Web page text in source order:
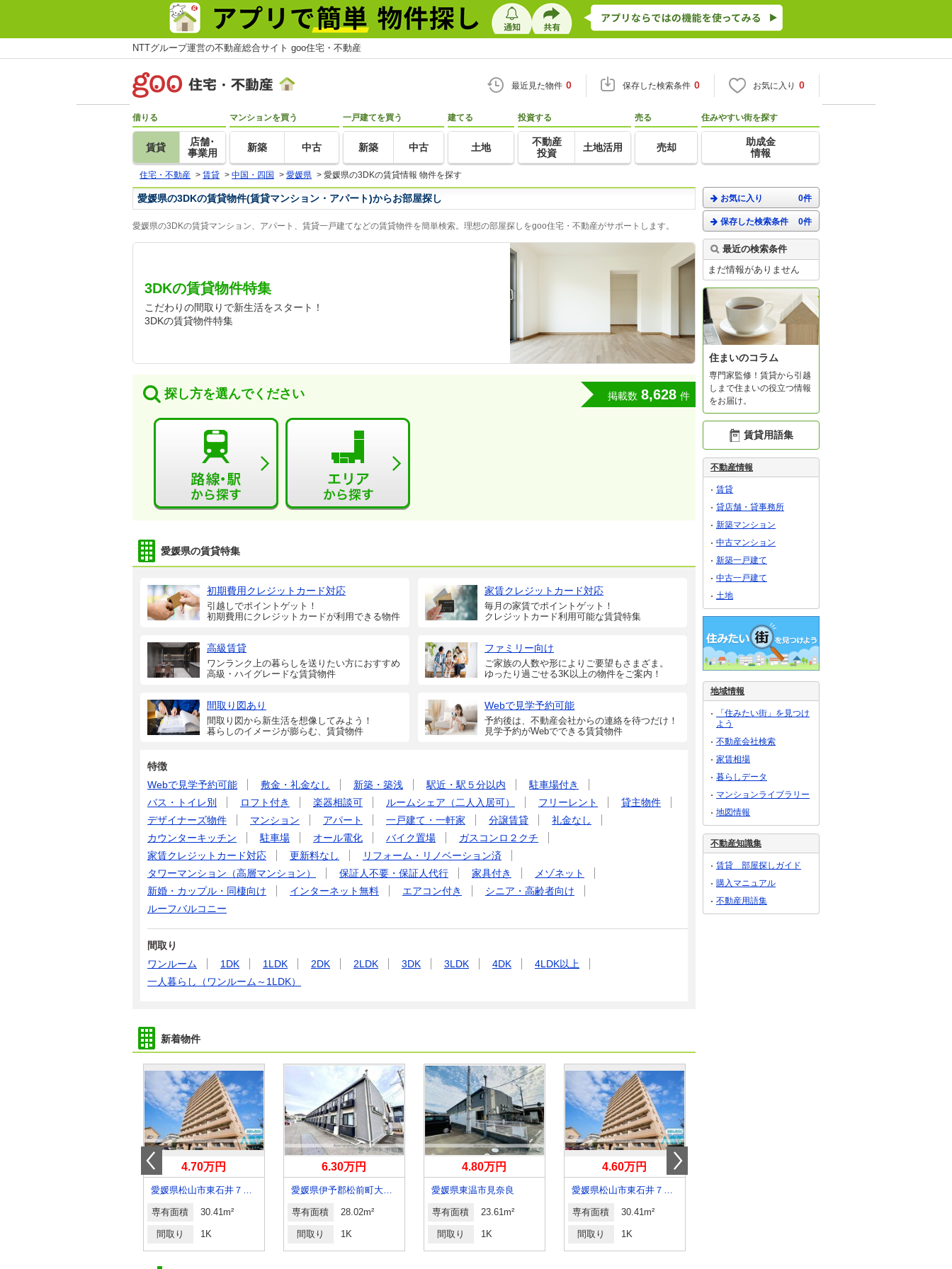
NTTグループ運営の不動産総合サイト goo住宅・不動産
最近見た物件 0 保存した検索条件 0 お気に入り 0
借りる
賃貸
店舗･
事業用
マンションを買う
新築 中古
一戸建てを買う
新築 中古
建てる
土地
投資する
不動産
投資
土地活用
売る
売却
住みやすい街を探す
助成金
情報
住宅・不動産 > 賃貸 > 中国・四国 > 愛媛県 > 愛媛県の3DKの賃貸情報 物件を探す
愛媛県の3DKの賃貸物件(賃貸マンション・アパート)からお部屋探し
愛媛県の3DKの賃貸マンション、アパート、賃貸一戸建てなどの賃貸物件を簡単検索。理想の部屋探しをgoo住宅・不動産がサポートします。
3DKの賃貸物件特集
こだわりの間取りで新生活をスタート！
3DKの賃貸物件特集
探し方を選んでください 掲載数 8,628 件
愛媛県の賃貸特集
初期費用クレジットカード対応
引越しでポイントゲット！
初期費用にクレジットカードが利用できる物件
家賃クレジットカード対応
毎月の家賃でポイントゲット！
クレジットカード利用可能な賃貸特集
高級賃貸
ワンランク上の暮らしを送りたい方におすすめ
高級・ハイグレードな賃貸物件
ファミリー向け
ご家族の人数や形によりご要望もさまざま。
ゆったり過ごせる3K以上の物件をご案内！
間取り図あり
間取り図から新生活を想像してみよう！
暮らしのイメージが膨らむ、賃貸物件
Webで見学予約可能
予約後は、不動産会社からの連絡を待つだけ！
見学予約がWebでできる賃貸物件
特徴
Webで見学予約可能
敷金・礼金なし 新築・築浅 駅近・駅５分以内
駐車場付き
バス・トイレ別
ロフト付き 楽器相談可 ルームシェア（二人入居可） フリーレント
貸主物件
デザイナーズ物件
マンション アパート 一戸建て・一軒家 分譲賃貸
礼金なし
カウンターキッチン
駐車場 オール電化 バイク置場
ガスコンロ２クチ
家賃クレジットカード対応
更新料なし
リフォーム・リノベーション済
タワーマンション（高層マンション）
保証人不要・保証人代行 家具付き
メゾネット
新婚・カップル・同棲向け
インターネット無料 エアコン付き
シニア・高齢者向け
ルーフバルコニー
間取り
ワンルーム
1DK 1LDK 2DK 2LDK 3DK 3LDK 4DK
4LDK以上
一人暮らし（ワンルーム～1LDK）
新着物件
4.70万円
愛媛県松山市東石井７丁目
専有面積 30.41m²
間取り 1K
6.30万円
愛媛県伊予郡松前町大字浜
専有面積 28.02m²
間取り 1K
4.80万円
愛媛県東温市見奈良
専有面積 23.61m²
間取り 1K
4.60万円
愛媛県松山市東石井７丁目
専有面積 30.41m²
間取り 1K
お気に入り 0件
保存した検索条件 0件
最近の検索条件
まだ情報がありません
住まいのコラム
専門家監修！賃貸から引越
しまで住まいの役立つ情報
をお届け。
賃貸用語集
不動産情報
賃貸
貸店舗・貸事務所
新築マンション
中古マンション
新築一戸建て
中古一戸建て
土地
地域情報
「住みたい街」を見つけ
よう
不動産会社検索
家賃相場
暮らしデータ
マンションライブラリー
地図情報
不動産知識集
賃貸 部屋探しガイド
購入マニュアル
不動産用語集